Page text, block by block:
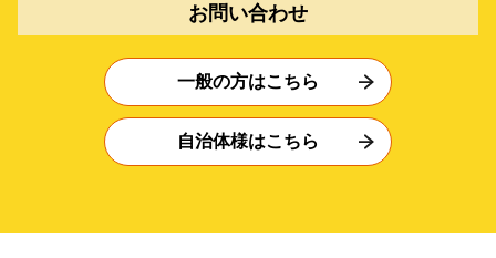
お問い合わせ
一般の方はこちら
自治体様はこちら